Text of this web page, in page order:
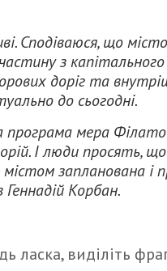
Сподіваюся, що
з
доріг та
до сьогодні.
мера
І люди просять,
запланована і
Корбан.
виділіть